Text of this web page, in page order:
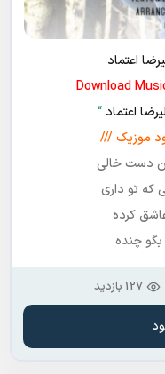
اعتماد
Download
اعتماد “
موزیک ///
دست خالی
که تو داری
کرده
بگو چنده
127 بازدید